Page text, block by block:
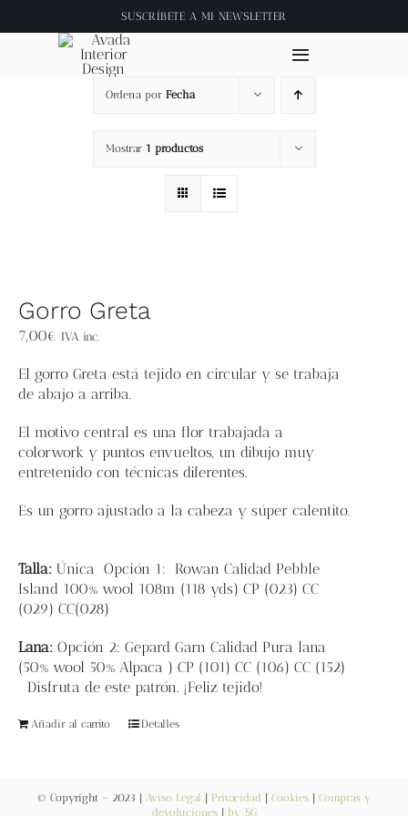
al
contenido
SUSCRÍBETE A MI NEWSLETTER
Toggle
Navigation
Contacto
Ordena por Fecha
Mostrar 1 productos
Gorro Greta
7,00€ IVA inc.
El gorro Greta está tejido en circular y se trabaja
de abajo a arriba.
El motivo central es una flor trabajada a
colorwork y puntos envueltos, un dibujo muy
entretenido con técnicas diferentes.
Es un gorro ajustado a la cabeza y súper calentito.
Talla: Única Opción 1: Rowan Calidad Pebble
Island 100% wool 108m (118 yds) CP (023) CC
(029) CC(028)
Lana: Opción 2: Gepard Garn Calidad Pura lana
(50% wool 50% Alpaca ) CP (101) CC (106) CC (152)
Disfruta de este patrón. ¡Feliz tejido!
Añadir al carrito Detalles
© Copyright – 2023 | Aviso Legal Privacidad Cookies| Compras y
devoluciones| by SG